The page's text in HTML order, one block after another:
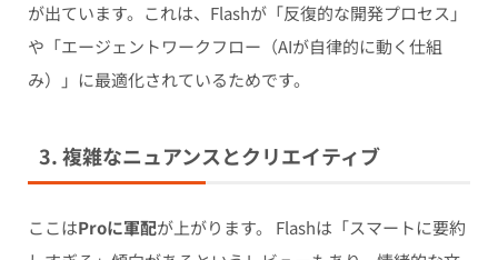
が出ています。これは、Flashが「反復的な開発プロセス」
や「エージェントワークフロー（AIが自律的に動く仕組
み）」に最適化されているためです。
3. 複雑なニュアンスとクリエイティブ
ここはProに軍配が上がります。 Flashは「スマートに要約